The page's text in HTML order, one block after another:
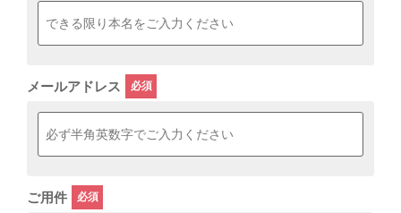
メールアドレス
ご用件